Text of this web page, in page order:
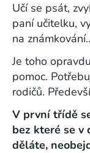
Učí se psát,
paní učitelku,
na
Je toho
pomoc.
rodičů.
V první třídě
bez které se v
děláte,